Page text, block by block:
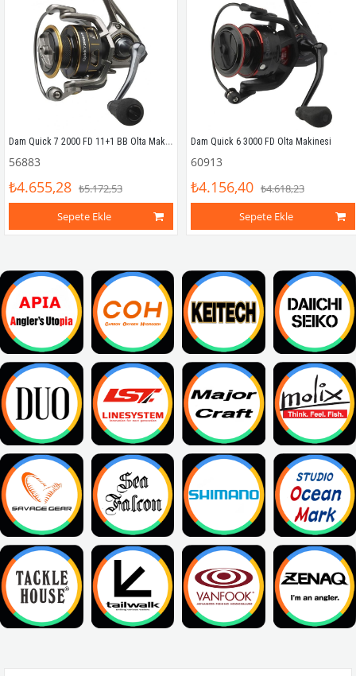
Dam Quick 7 2000 FD 11+1 BB Olta Makinesi
56883
₺4.655,28 ₺5.172,53
Sepete Ekle
Dam Quick 6 3000 FD Olta Makinesi
60913
₺4.156,40 ₺4.618,23
Sepete Ekle